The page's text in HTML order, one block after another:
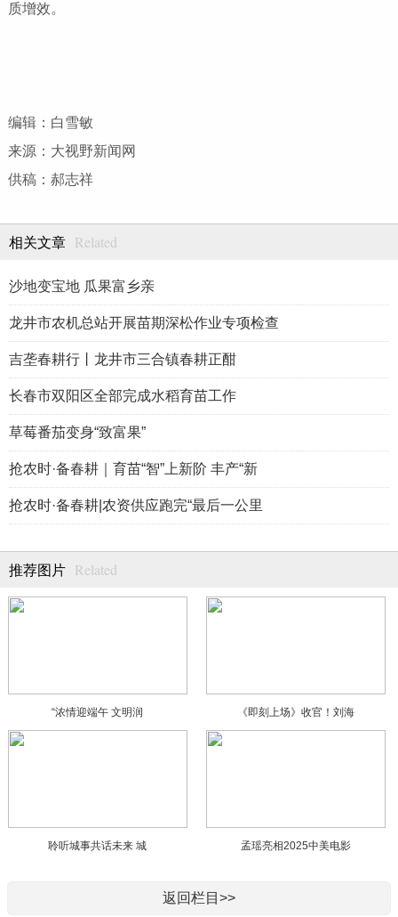
质增效。
编辑：白雪敏
来源：大视野新闻网
供稿：郝志祥
相关文章 Related
沙地变宝地 瓜果富乡亲
龙井市农机总站开展苗期深松作业专项检查
吉垄春耕行丨龙井市三合镇春耕正酣
长春市双阳区全部完成水稻育苗工作
草莓番茄变身“致富果”
抢农时·备春耕｜育苗“智”上新阶 丰产“新
抢农时·备春耕|农资供应跑完“最后一公里
推荐图片 Related
“浓情迎端午 文明润 《即刻上场》收官！刘海
聆听城事共话未来 城 孟瑶亮相2025中美电影
返回栏目>>